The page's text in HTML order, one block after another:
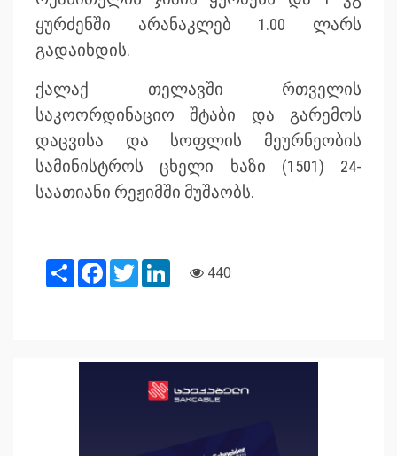
ყურძენში არანაკლებ 1.00 ლარს
გადაიხდის.
ქალაქ თელავში რთველის
საკოორდინაციო შტაბი და გარემოს
დაცვისა და სოფლის მეურნეობის
სამინისტროს ცხელი ხაზი (1501) 24-
საათიანი რეჟიმში მუშაობს.
ShareFacebook
TwitterLinkedIn
440